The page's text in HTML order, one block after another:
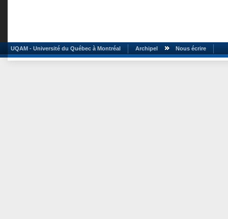
UQAM - Université du Québec à Montréal Archipel Nous écrire